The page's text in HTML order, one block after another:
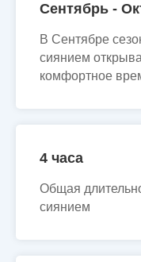
Сентябрь -
В Сентябре
сиянием
комфортное
4 часа
Общая
сиянием